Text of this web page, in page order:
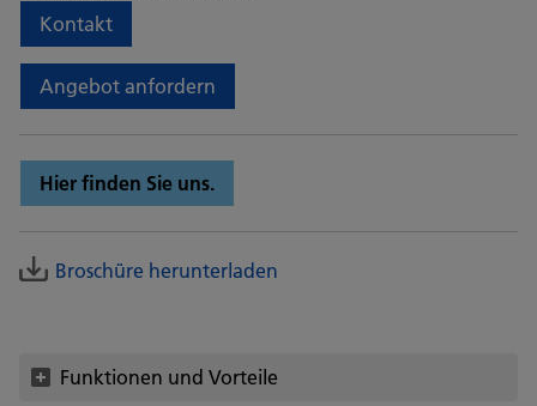
Kontakt
Angebot anfordern
Hier finden Sie uns.
Broschüre herunterladen
Funktionen und Vorteile